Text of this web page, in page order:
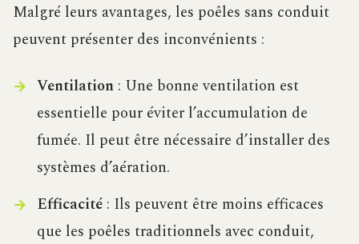
Malgré leurs avantages, les poêles sans conduit
peuvent présenter des inconvénients :
Ventilation: Une bonne ventilation est
essentielle pour éviter l’accumulation de
fumée. Il peut être nécessaire d’installer des
systèmes d’aération.
Efficacité: Ils peuvent être moins efficaces
que les poêles traditionnels avec conduit,